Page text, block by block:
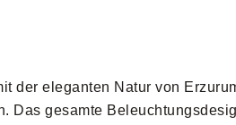
der eleganten Natur von
Das gesamte